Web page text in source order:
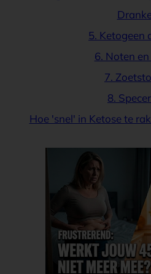
5. Ketogeen
6. Noten
7.
8.
Hoe 'snel' in Ketose te